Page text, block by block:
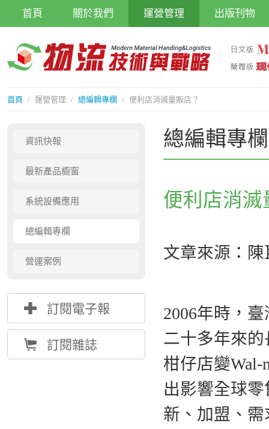
首頁 關於我們 運營管理 出版刊物
首頁 / 運營管理 / 總編輯專欄 / 便利店消滅量販店？
資訊快報
最新產品櫥窗
系統設備應用
總編輯專欄
營運案例
{ 訂閱電子報
Å 訂閱雜誌
總編輯專欄
便利店消滅
文章來源：
2006年時，
二十多年來
柑仔店變Wal-
出影響全球
新、加盟、